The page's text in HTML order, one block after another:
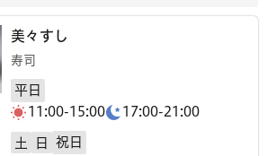
美々すし
寿司
平日
11:00-15:00
17:00-21:00
土 日
祝日